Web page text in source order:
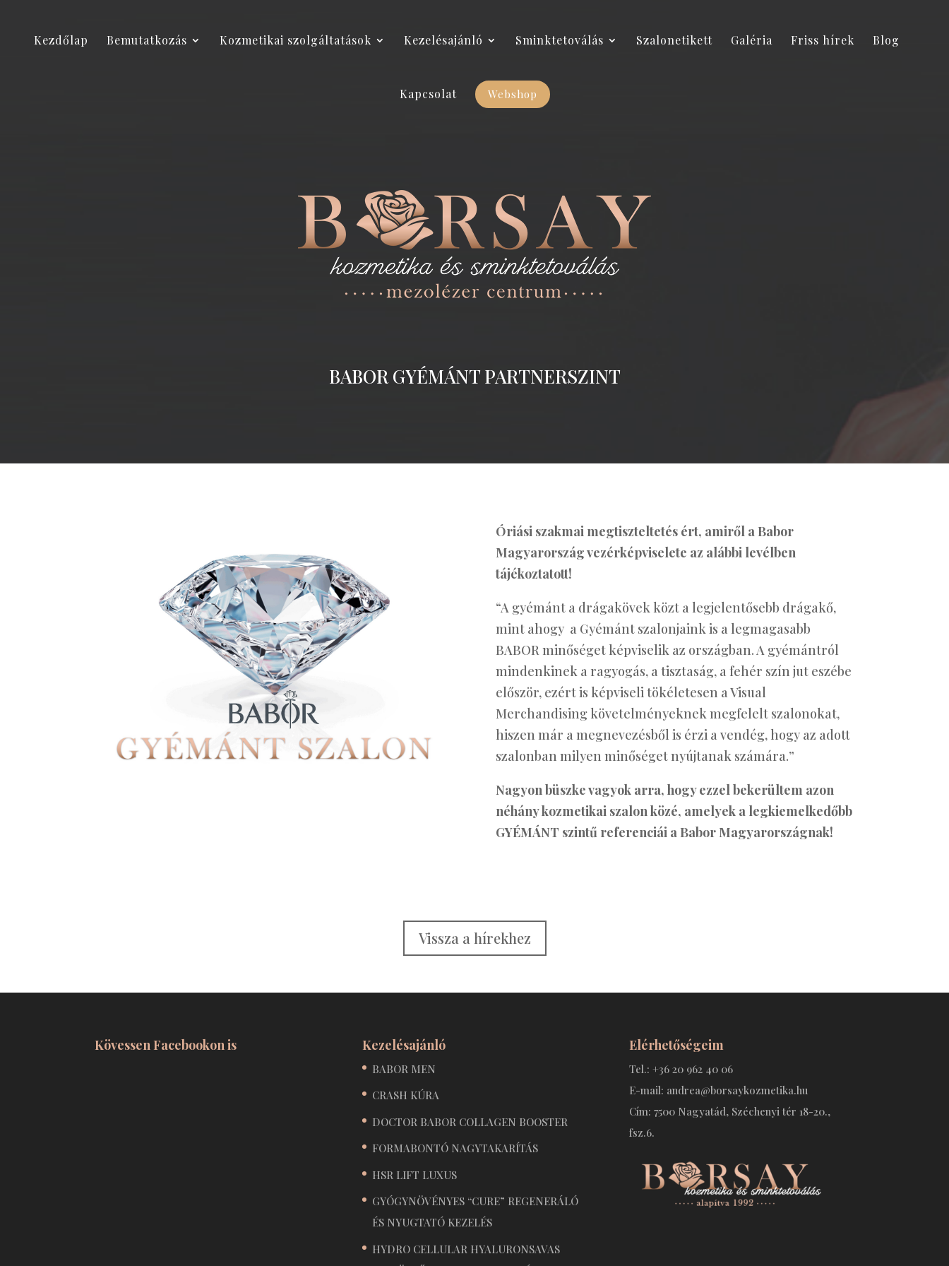
Kezdőlap Bemutatkozás Kozmetikai szolgáltatások Kezelésajánló Sminktetoválás Szalonetikett Galéria Friss hírek Blog
Kapcsolat Webshop
BABOR GYÉMÁNT PARTNERSZINT
Óriási szakmai megtiszteltetés ért, amiről a Babor
Magyarország vezérképviselete az alábbi levélben
tájékoztatott!
“A gyémánt a drágakövek közt a legjelentősebb drágakő,
mint ahogy a Gyémánt szalonjaink is a legmagasabb
BABOR minőséget képviselik az országban. A gyémántról
mindenkinek a ragyogás, a tisztaság, a fehér szín jut eszébe
először, ezért is képviseli tökéletesen a Visual
Merchandising követelményeknek megfelelt szalonokat,
hiszen már a megnevezésből is érzi a vendég, hogy az adott
szalonban milyen minőséget nyújtanak számára.”
Nagyon büszke vagyok arra, hogy ezzel bekerültem azon
néhány kozmetikai szalon közé, amelyek a legkiemelkedőbb
GYÉMÁNT szintű referenciái a Babor Magyarországnak!
Vissza a hírekhez
Kövessen Facebookon is Kezelésajánló
BABOR MEN
CRASH KÚRA
DOCTOR BABOR COLLAGEN BOOSTER
FORMABONTÓ NAGYTAKARÍTÁS
HSR LIFT LUXUS
GYÓGYNÖVÉNYES “CURE” REGENERÁLÓ
ÉS NYUGTATÓ KEZELÉS
HYDRO CELLULAR HYALURONSAVAS
Elérhetőségeim
Tel.: +36 20 962 40 06
E-mail: andrea@borsaykozmetika.hu
Cím: 7500 Nagyatád, Széchenyi tér 18-20.,
fsz.6.